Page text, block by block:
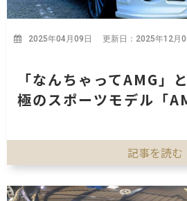
2025年04月09日 更新日：2025年12月
「なんちゃってAMG」
極のスポーツモデル「
記事を読む